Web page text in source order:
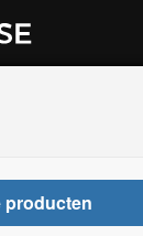
producten